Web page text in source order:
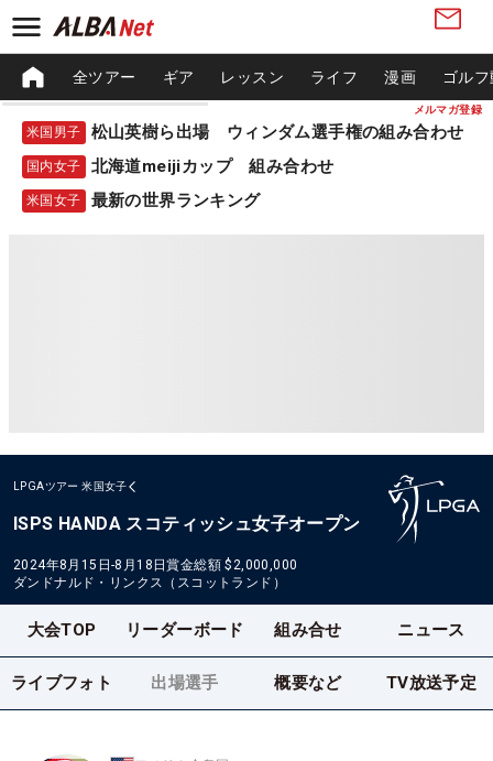
メルマガ登録
全ツアー ギア レッスン ライフ 漫画 ゴル
米国男子 松山英樹ら出場 ウィンダム選手権の組み合わせ
国内女子 北海道meijiカップ 組み合わせ
米国女子 最新の世界ランキング
LPGAツアー 米国女子
ISPS HANDA スコティッシュ女子オープン
2024年8月15日-8月18日賞金総額 $2,000,000
ダンドナルド・リンクス（スコットランド）
大会TOP リーダーボード 組み合せ ニュース
ライブフォト 出場選手 概要など TV放送予定